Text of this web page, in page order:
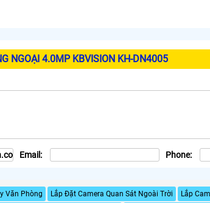
NGOẠI 4.0MP KBVISION KH-DN4005
Email: Phone:
Văn Phòng Lắp Đặt Camera Quan Sát Ngoài Trời Lắp